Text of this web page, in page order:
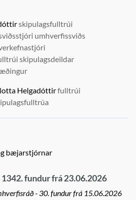
skipulagsfulltrúi
umhverfissviðs
skipulagsdeildar
Helgadóttirfulltrúi
bæjarstjórnar
fundur frá 23.06.2026
- 30. fundur frá 15.06.2026